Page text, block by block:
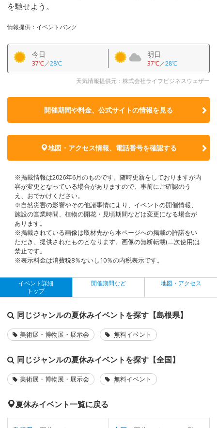
を馳せよう。
情報提供：イベントバンク
今日
37℃／28℃
明日
37℃／28℃
天気情報提供元：株式会社ライフビジネスウェザー
開催期間や料金、公式サイトの情報を見る
地図・アクセス情報、電話番号を確認する
※掲載情報は2026年6月のものです。随時更新をしておりますが内
容が変更となっている場合がありますので、事前にご確認のう
え、おでかけください。
※自然災害の影響やその他諸事情により、イベントの開催情報、
施設の営業時間、植物の開花・見頃期間などは変更になる場合が
あります。
※掲載されている画像は取材先から本ページへの掲載の許諾をい
ただき、提供されたものとなります。画像の無断転載(二次使用)は
禁止です。
※表示料金は消費税8％ないし10％の内税表示です。
イベント詳細
トップ
開催期間など 地図・アクセス
同じジャンルの夏休みイベントを探す【島根県】
美術展・博物展・展示会 無料イベント
同じジャンルの夏休みイベントを探す【全国】
美術展・博物展・展示会 無料イベント
夏休みイベント一覧に戻る